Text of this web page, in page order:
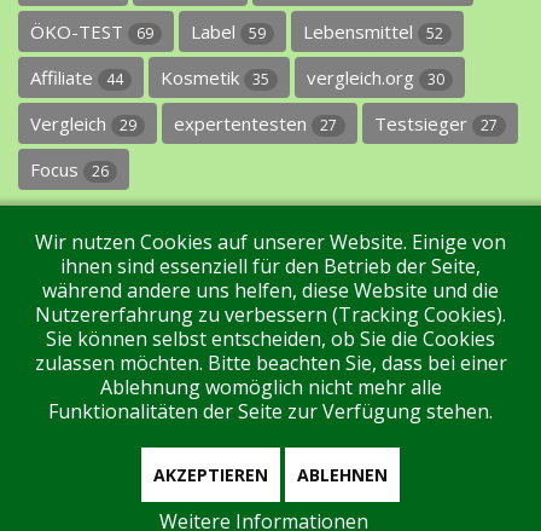
ÖKO-TEST 69 Label 59 Lebensmittel 52
Affiliate 44 Kosmetik 35 vergleich.org 30
Vergleich 29 expertentesten 27 Testsieger 27
Focus 26
Impressum Datenschutz Über uns Kontakt
Tags Unterstützen Sie uns! Login
Aktuell sind 238 Gäste und keine Mitglieder online
Wir nutzen Cookies auf unserer Website. Einige von
ihnen sind essenziell für den Betrieb der Seite,
während andere uns helfen, diese Website und die
Nutzererfahrung zu verbessern (Tracking Cookies).
Sie können selbst entscheiden, ob Sie die Cookies
zulassen möchten. Bitte beachten Sie, dass bei einer
Ablehnung womöglich nicht mehr alle
Funktionalitäten der Seite zur Verfügung stehen.
AKZEPTIEREN ABLEHNEN
Weitere Informationen